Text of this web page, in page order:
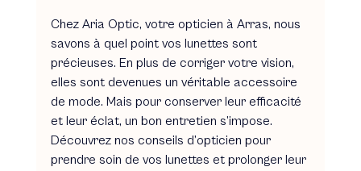
Chez Aria Optic, votre opticien à Arras, nous
savons à quel point vos lunettes sont
précieuses. En plus de corriger votre vision,
elles sont devenues un véritable accessoire
de mode. Mais pour conserver leur efficacité
et leur éclat, un bon entretien s’impose.
Découvrez nos conseils d’opticien pour
prendre soin de vos lunettes et prolonger leur